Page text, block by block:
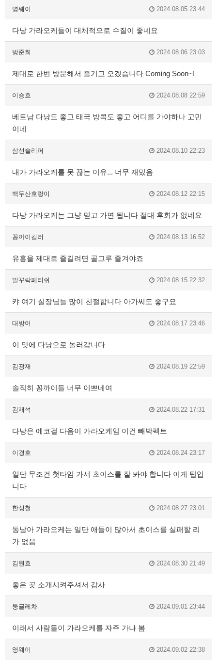
영웨이 2024.08.05 23:44
다낭 가라오케들이 대체적으로 수질이 좋네요
방준희 2024.08.06 23:03
제대로 한번 방문해서 즐기고 오겠습니다 Coming Soon~!
이승효 2024.08.08 22:59
베트남 다낭도 좋고 태국 방콕도 좋고 어디를 가야하나 고민
이네
삼선슬리퍼 2024.08.10 22:23
내가 가라오케를 못 끊는 이유... 너무 재밌음
백두산호랑이 2024.08.12 22:15
다낭 가라오케는 그냥 믿고 가면 됩니다 절대 후회가 없네요
꽁까이킬러 2024.08.13 16:52
유흥을 제대로 즐길려면 골고루 즐겨야죠
발꾸락페티쉬 2024.08.15 22:32
캬 여기 실장님들 많이 친절합니다 아가씨도 좋구요
대방어 2024.08.17 23:46
이 맛에 다낭으로 놀러갑니다
김광재 2024.08.19 22:59
솔직히 꽁까이들 너무 이쁘네여
김재석 2024.08.22 17:31
다낭은 에코걸 다음이 가라오케임 이건 빼박펙트
이경호 2024.08.24 23:17
일단 무조건 첫타임 가서 초이스를 잘 봐야 합니다 이게 팁입
니다
한성철 2024.08.27 23:01
동남아 가라오케는 일단 애들이 많아서 초이스를 실패할 리
가 없음
김원효 2024.08.30 21:49
좋은 곳 소개시켜주셔서 감사
둥글레차 2024.09.01 23:44
이래서 사람들이 가라오케를 자주 가나 봄
영웨이 2024.09.02 22:38